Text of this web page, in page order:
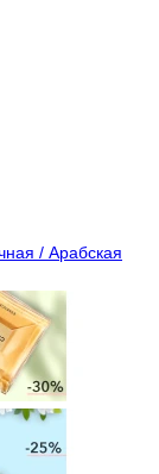
/ Арабская